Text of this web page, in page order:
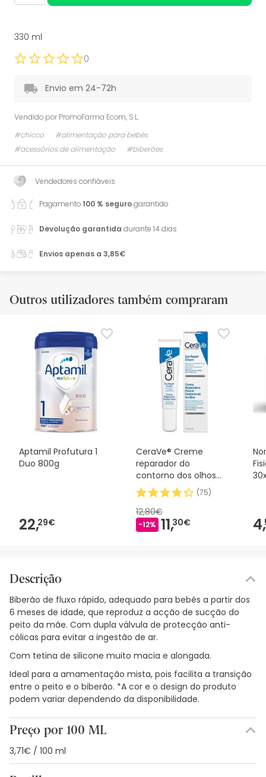
330 ml
0
Envio em 24-72h
Vendido por PromoFarma Ecom, S.L.
#chicco
#alimentação para bebés
#acessórios de alimentação
#biberões
Vendedores confiáveis
Pagamento100 % segurogarantido
Devolução garantida durante 14 dias
Envios apenas a 3,85€
Outros utilizadores também compraram
Aptamil Profutura 1
Duo 800g
22,29€
CeraVe® Creme
reparador do
contorno dos olhos
14ml
(75)
12,80€
-12% 11,30€ 4,
Descrição
Biberão de fluxo rápido, adequado para bebés a partir dos
6 meses de idade, que reproduz a acção de sucção do
peito da mãe. Com dupla válvula de protecção anti-
cólicas para evitar a ingestão de ar.
Com tetina de silicone muito macia e alongada.
Ideal para a amamentação mista, pois facilita a transição
entre o peito e o biberão. *A cor e o design do produto
podem variar dependendo da disponibilidade.
Preço por 100 ML
3,71€ / 100 ml